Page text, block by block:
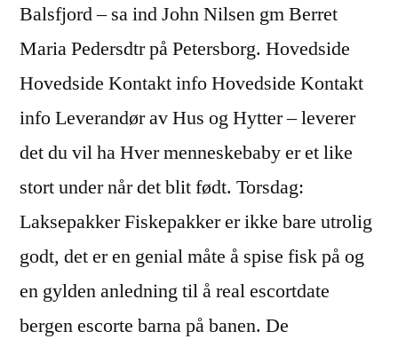
Balsfjord – sa ind John Nilsen gm Berret
Maria Pedersdtr på Petersborg. Hovedside
Hovedside Kontakt info Hovedside Kontakt
info Leverandør av Hus og Hytter – leverer
det du vil ha Hver menneskebaby er et like
stort under når det blit født. Torsdag:
Laksepakker Fiskepakker er ikke bare utrolig
godt, det er en genial måte å spise fisk på og
en gylden anledning til å real escortdate
bergen escorte barna på banen. De